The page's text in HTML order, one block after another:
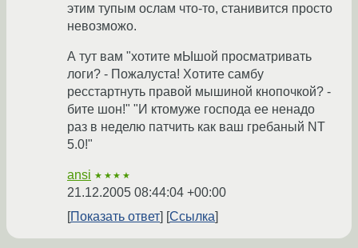
этим тупым ослам что-то, станивится просто
невозможо.
А тут вам "хотите мЫшой просматривать
логи? - Пожалуста! Хотите самбу
ресстартнуть правой мышиной кнопочкой? -
бите шон!" "И ктомуже господа ее ненадо
раз в неделю патчить как ваш гребаный NT
5.0!"
ansi ★★★★
21.12.2005 08:44:04 +00:00
Показать ответ
Ссылка